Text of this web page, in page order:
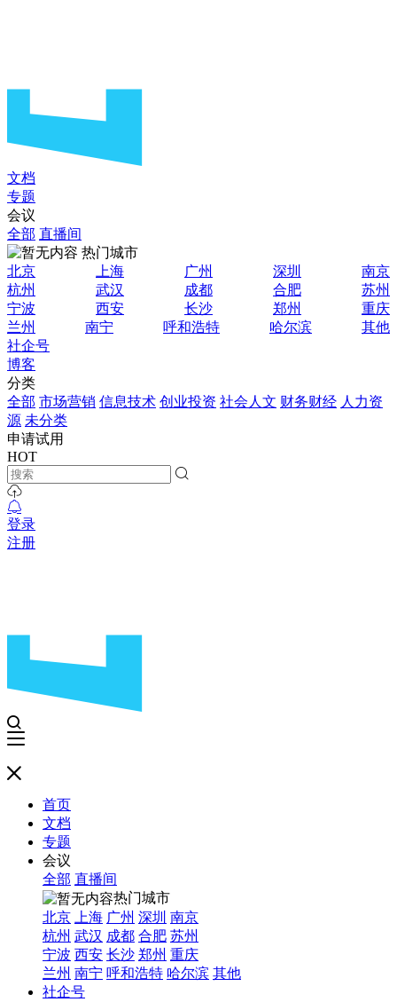
文档
专题
会议
全部 直播间
热门城市
北京
上海 广州 深圳
南京
杭州
武汉 成都 合肥
苏州
宁波
西安 长沙 郑州
重庆
兰州
南宁 呼和浩特 哈尔滨
其他
社企号
博客
分类
全部 市场营销 信息技术 创业投资 社会人文 财务财经 人力资
源 未分类
申请试用
HOT
登录
注册
首页
文档
专题
会议
全部 直播间
热门城市
北京
上海 广州 深圳 南京
杭州 武汉 成都 合肥 苏州
宁波 西安 长沙 郑州 重庆
兰州 南宁 呼和浩特 哈尔滨 其他
社企号